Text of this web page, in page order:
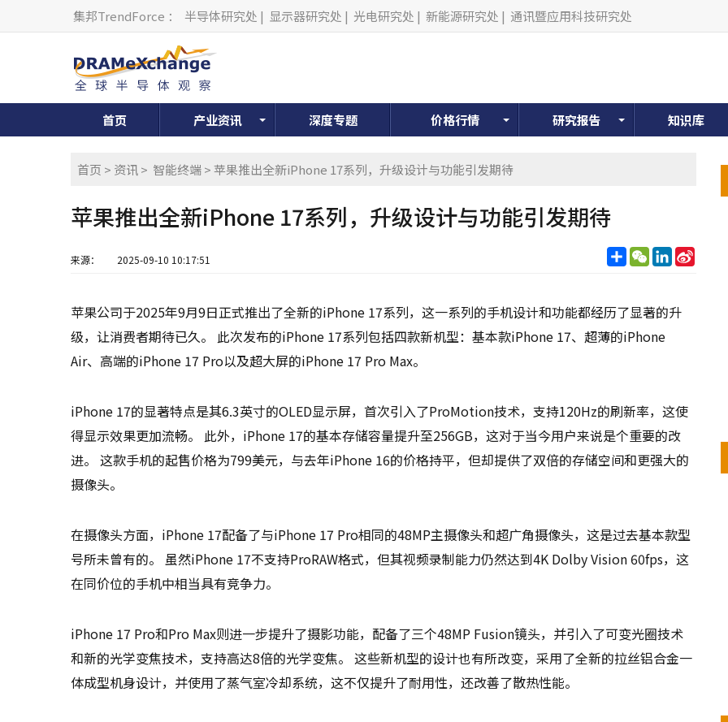
集邦TrendForce ： 半导体研究处 | 显示器研究处 | 光电研究处 | 新能源研究处 | 通讯暨应用科技研究处
首页 产业资讯 深度专题 价格行情 研究报告 知识库
首页 > 资讯> 智能终端> 苹果推出全新iPhone 17系列，升级设计与功能引发期待
苹果推出全新iPhone 17系列，升级设计与功能引发期待
来源： 2025-09-10 10:17:51 分
享
WeChatLinkedIn
Sina
苹果公司于2025年9月9日正式推出了全新的iPhone 17系列，这一系列的手机设计和功能都经历了显著的升
级，让消费者期待已久。 此次发布的iPhone 17系列包括四款新机型：基本款iPhone 17、超薄的iPhone
Air、高端的iPhone 17 Pro以及超大屏的iPhone 17 Pro Max。
iPhone 17的显著特点是其6.3英寸的OLED显示屏，首次引入了ProMotion技术，支持120Hz的刷新率，这使
得显示效果更加流畅。 此外，iPhone 17的基本存储容量提升至256GB，这对于当今用户来说是个重要的改
进。 这款手机的起售价格为799美元，与去年iPhone 16的价格持平，但却提供了双倍的存储空间和更强大的
摄像头。
在摄像头方面，iPhone 17配备了与iPhone 17 Pro相同的48MP主摄像头和超广角摄像头，这是过去基本款型
号所未曾有的。 虽然iPhone 17不支持ProRAW格式，但其视频录制能力仍然达到4K Dolby Vision 60fps，这
在同价位的手机中相当具有竞争力。
iPhone 17 Pro和Pro Max则进一步提升了摄影功能，配备了三个48MP Fusion镜头，并引入了可变光圈技术
和新的光学变焦技术，支持高达8倍的光学变焦。 这些新机型的设计也有所改变，采用了全新的拉丝铝合金一
体成型机身设计，并使用了蒸气室冷却系统，这不仅提升了耐用性，还改善了散热性能。